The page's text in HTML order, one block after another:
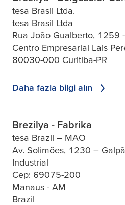
tesa Brasil Ltda.
tesa Brasil Ltda
Rua João Gualberto, 1259
Centro Empresarial Lais
80030-000 Curitiba-PR
Daha fazla bilgi alın
Brezilya - Fabrika
tesa Brazil – MAO
Av. Solimões, 1230 –
Industrial
Cep: 69075-200
Manaus - AM
Brazil